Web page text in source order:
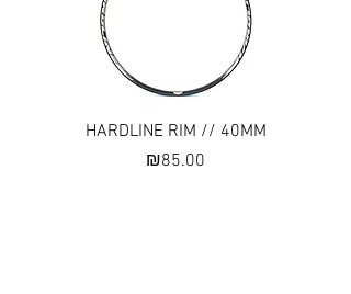
HARDLINE RIM // 40MM
Price
₪85.00